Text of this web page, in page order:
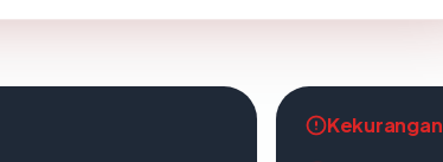
Kekurangan